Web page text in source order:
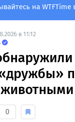
на WTFTime
в 11:12
0